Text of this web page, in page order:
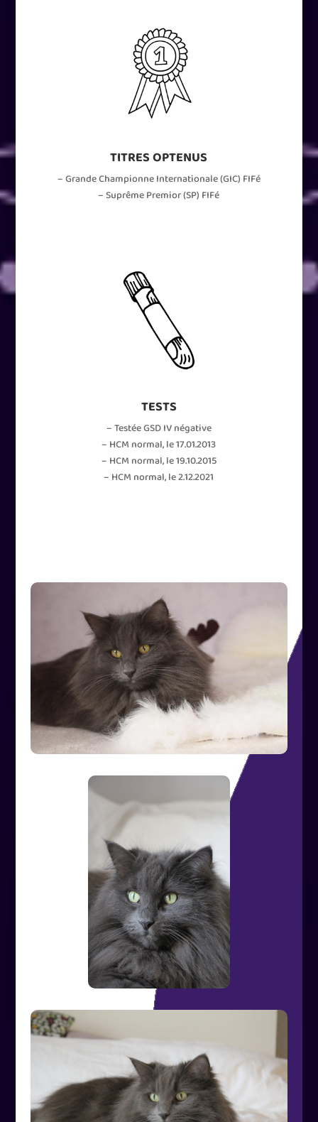
TITRES OPTENUS
– Grande Championne Internationale (GIC) FIFé
– Suprême Premior (SP) FIFé
TESTS
– Testée GSD IV négative
– HCM normal, le 17.01.2013
– HCM normal, le 19.10.2015
– HCM normal, le 2.12.2021